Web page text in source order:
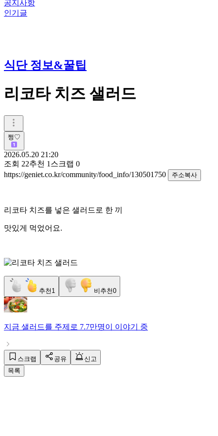
공지사항
인기글
식단 정보&꿀팁
리코타 치즈 샐러드
쩡♡
2026.05.20 21:20
조회 22추천 1 스크랩 0
https://geniet.co.kr/community/food_info/130501750
주소복사
리코타 치즈를 넣은 샐러드로 한 끼
맛있게 먹었어요.
추천 1 비추천0
지금 샐러드를 주제로 7.7만명이 이야기 중
스크랩 공유
신고
목록